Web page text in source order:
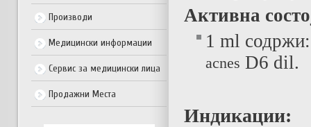
Производи
Медицински информации
Сервис за медицински лица
Продажни Места
Активна
1 ml
acnes D6 dil.
Индикации: